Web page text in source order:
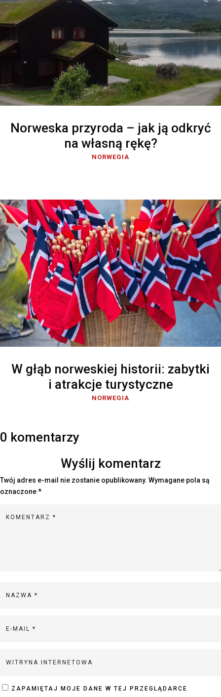
Norweska przyroda – jak ją odkryć
na własną rękę?
NORWEGIA
W głąb norweskiej historii: zabytki
i atrakcje turystyczne
NORWEGIA
0 komentarzy
Wyślij komentarz
Twój adres e-mail nie zostanie opublikowany. Wymagane pola są
oznaczone*
ZAPAMIĘTAJ MOJE DANE W TEJ PRZEGLĄDARCE